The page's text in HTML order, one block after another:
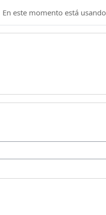
En este momento está